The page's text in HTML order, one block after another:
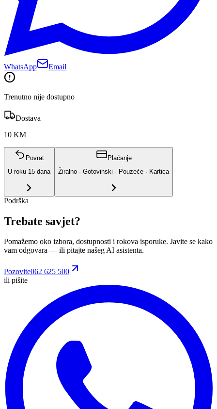
WhatsApp Email
Trenutno nije dostupno
Dostava
10 KM
Povrat
U roku 15 dana
Plaćanje
Žiralno · Gotovinski · Pouzeće · Kartica
Podrška
Trebate savjet?
Pomažemo oko izbora, dostupnosti i rokova isporuke. Javite se kako
vam odgovara — ili pitajte našeg AI asistenta.
Pozovite062 625 500
ili pišite